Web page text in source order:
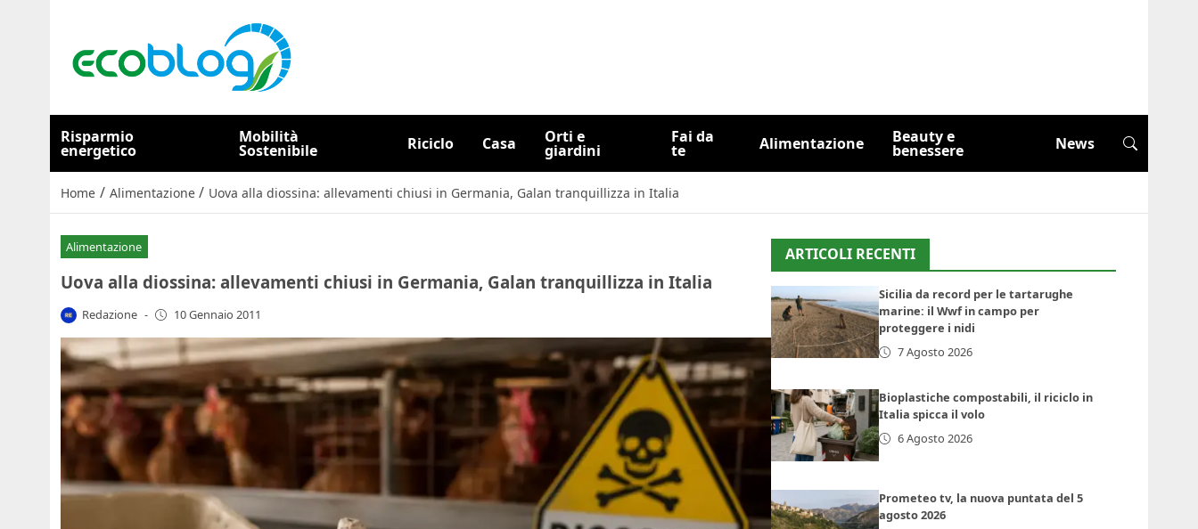
Risparmio
energetico
Mobilità
Sostenibile Riciclo Casa Orti e
giardini
Fai da
te Alimentazione Beauty e
benessere News
Home / Alimentazione / Uova alla diossina: allevamenti chiusi in Germania, Galan tranquillizza in Italia
Alimentazione
Uova alla diossina: allevamenti chiusi in Germania, Galan tranquillizza in Italia
Redazione - 10 Gennaio 2011
ARTICOLI RECENTI
Sicilia da record per le tartarughe
marine: il Wwf in campo per
proteggere i nidi
7 Agosto 2026
Bioplastiche compostabili, il riciclo in
Italia spicca il volo
6 Agosto 2026
Prometeo tv, la nuova puntata del 5
agosto 2026